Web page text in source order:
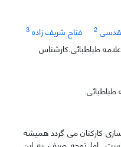
2 فتاح شریف زاده 3
طباطبائی.کارشناس
طباطبائی.
کارکنان می گردد همیشه